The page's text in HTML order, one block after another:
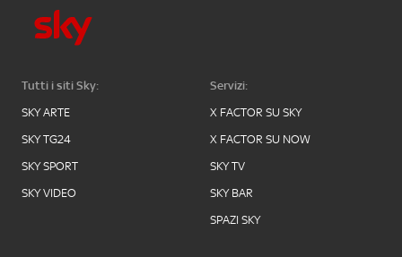
Tutti i siti Sky:
SKY ARTE
SKY TG24
SKY SPORT
SKY VIDEO
Servizi:
X FACTOR SU SKY
X FACTOR SU NOW
SKY TV
SKY BAR
SPAZI SKY